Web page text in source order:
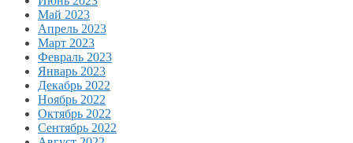
Май 2023
Апрель 2023
Март 2023
Февраль 2023
Январь 2023
Декабрь 2022
Ноябрь 2022
Октябрь 2022
Сентябрь 2022